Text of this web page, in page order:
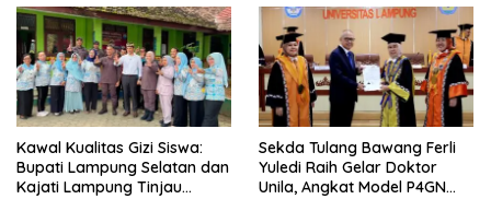
Lampung
Kawal Kualitas Gizi Siswa:
Bupati Lampung Selatan dan
Kajati Lampung Tinjau
Sekda Tulang Bawang Ferli
Yuledi Raih Gelar Doktor
Unila, Angkat Model P4GN